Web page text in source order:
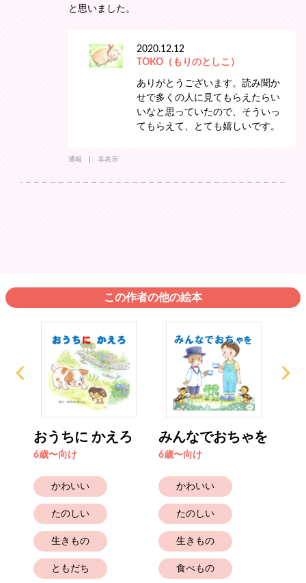
と思いました。
2020.12.12
TOKO（もりのとしこ）
ありがとうございます。読み聞か
せで多くの人に見てもらえたらい
いなと思っていたので、そういっ
てもらえて、とても嬉しいです。
通報 非表示
この作者の他の絵本
おうちに かえろ
6歳〜向け
かわいい
たのしい
生きもの
ともだち
みんなでおちゃを
6歳〜向け
かわいい
たのしい
生きもの
食べもの